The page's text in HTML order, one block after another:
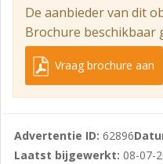
Vrij parkeren op
OPLEVERINGSNIVEAU
Het onroerend goed
­- pantry
­- toilet
­- systeemplafond met
De aanbieder van dit
Brochure beschikbaar
Vraag brochure aan
Advertentie ID: 62896
Laatst bijgewerkt: 08-07-